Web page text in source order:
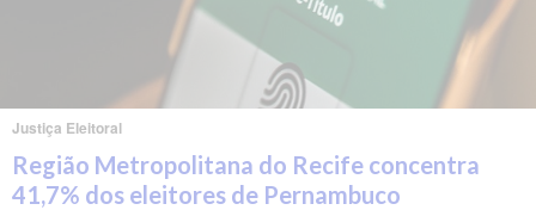
Justiça Eleitoral
Região Metropolitana do Recife concentra
41,7% dos eleitores de Pernambuco